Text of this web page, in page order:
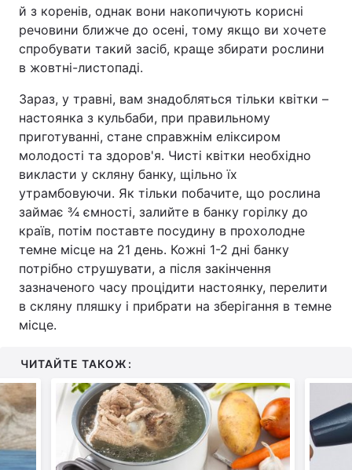
й з коренів, однак вони накопичують корисні
речовини ближче до осені, тому якщо ви хочете
спробувати такий засіб, краще збирати рослини
в жовтні-листопаді.
Зараз, у травні, вам знадобляться тільки квітки –
настоянка з кульбаби, при правильному
приготуванні, стане справжнім еліксиром
молодості та здоров'я. Чисті квітки необхідно
викласти у скляну банку, щільно їх
утрамбовуючи. Як тільки побачите, що рослина
займає ¾ ємності, залийте в банку горілку до
країв, потім поставте посудину в прохолодне
темне місце на 21 день. Кожні 1-2 дні банку
потрібно струшувати, а після закінчення
зазначеного часу процідити настоянку, перелити
в скляну пляшку і прибрати на зберігання в темне
місце.
ЧИТАЙТЕ ТАКОЖ: